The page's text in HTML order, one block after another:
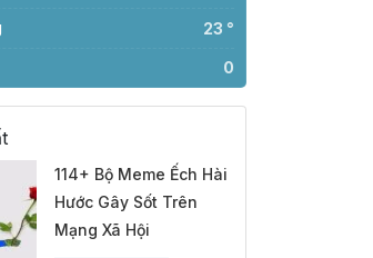
23 °
0
114+ Bộ Meme Ếch Hài
Hước Gây Sốt Trên
Mạng Xã Hội